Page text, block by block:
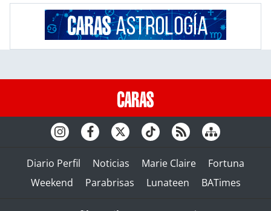
Diario Perfil Noticias Marie Claire
Fortuna
Weekend
Parabrisas Lunateen BATimes